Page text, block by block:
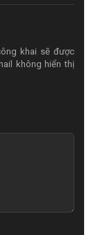
khai sẽ được
không hiển thị
é